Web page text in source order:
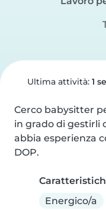
Ultima attività: 1
Cerco babysitter
in grado di gestirli
abbia esperienza
DOP.
Energico/a